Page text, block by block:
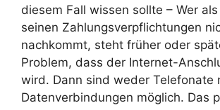
diesem Fall wissen sollte – Wer
seinen Zahlungsverpflichtungen
nachkommt, steht früher oder
Problem, dass der Internet-
wird. Dann sind weder Telefonate
Datenverbindungen möglich. Das